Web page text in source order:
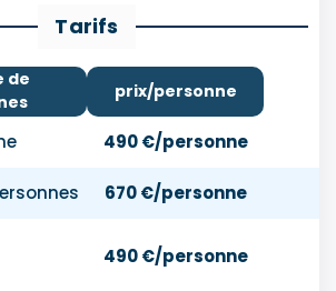
Tarifs
de
prix/personne
490 €/personne
670 €/personne
490 €/personne